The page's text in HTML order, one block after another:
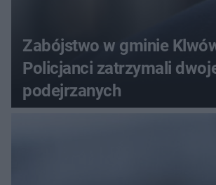
Zabójstwo w gminie
Policjanci zatrzymali
podejrzanych